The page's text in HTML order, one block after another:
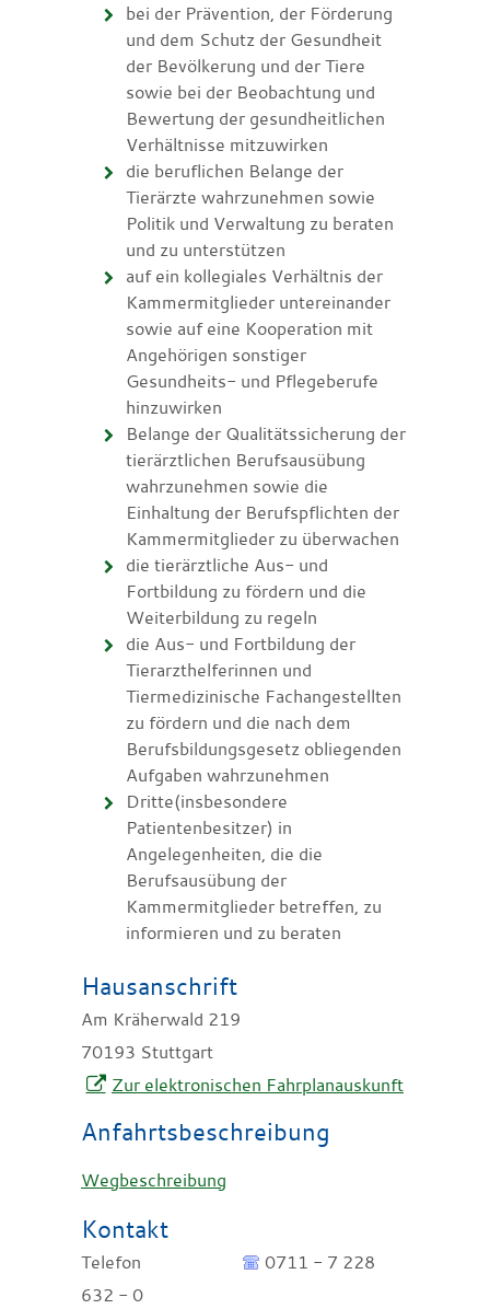
bei der Prävention, der Förderung
und dem Schutz der Gesundheit
der Bevölkerung und der Tiere
sowie bei der Beobachtung und
Bewertung der gesundheitlichen
Verhältnisse mitzuwirken
die beruflichen Belange der
Tierärzte wahrzunehmen sowie
Politik und Verwaltung zu beraten
und zu unterstützen
auf ein kollegiales Verhältnis der
Kammermitglieder untereinander
sowie auf eine Kooperation mit
Angehörigen sonstiger
Gesundheits- und Pflegeberufe
hinzuwirken
Belange der Qualitätssicherung der
tierärztlichen Berufsausübung
wahrzunehmen sowie die
Einhaltung der Berufspflichten der
Kammermitglieder zu überwachen
die tierärztliche Aus- und
Fortbildung zu fördern und die
Weiterbildung zu regeln
die Aus- und Fortbildung der
Tierarzthelferinnen und
Tiermedizinische Fachangestellten
zu fördern und die nach dem
Berufsbildungsgesetz obliegenden
Aufgaben wahrzunehmen
Dritte(insbesondere
Patientenbesitzer) in
Angelegenheiten, die die
Berufsausübung der
Kammermitglieder betreffen, zu
informieren und zu beraten
Hausanschrift
Am Kräherwald 219
70193 Stuttgart
Zur elektronischen Fahrplanauskunft
Anfahrtsbeschreibung
Wegbeschreibung
Kontakt
Telefon
0711 - 7 228
632 - 0